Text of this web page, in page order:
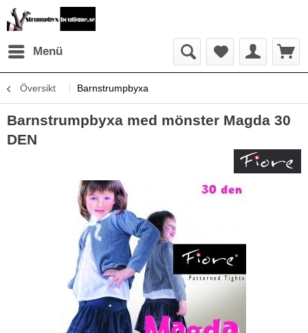
Menü
Översikt Barnstrumpbyxa
Barnstrumpbyxa med mönster Magda 30
DEN